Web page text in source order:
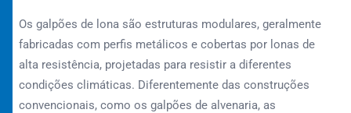
Os galpões de lona são estruturas modulares, geralmente
fabricadas com perfis metálicos e cobertas por lonas de
alta resistência, projetadas para resistir a diferentes
condições climáticas. Diferentemente das construções
convencionais, como os galpões de alvenaria, as